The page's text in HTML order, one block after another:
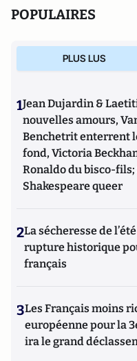
POPULAIRES
PLUS LUS
1Jean Dujardin &
nouvelles amours,
Benchetrit enterrent
fond, Victoria
Ronaldo du bisco-
Shakespeare queer
2La sécheresse de
rupture historique
français
3Les Français moins
européenne pour la
ira le grand